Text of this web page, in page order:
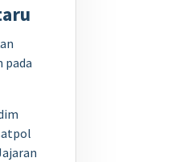
pada